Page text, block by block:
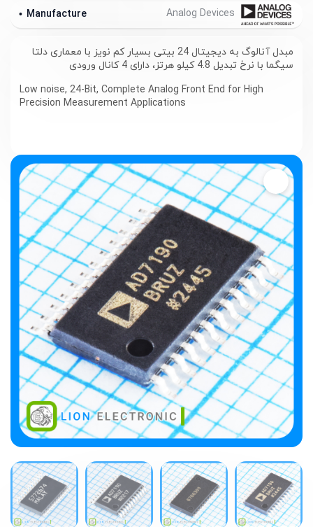
Manufacture
مبدل آنالوگ به دیجیتال 24 بیتی بسیار کم نویز با معماری دلتا
سیگما با نرخ تبدیل 4.8 کیلو هرتز، دارای 4 کانال ورودی
Low noise, 24-Bit, Complete Analog Front End for High
Precision Measurement Applications